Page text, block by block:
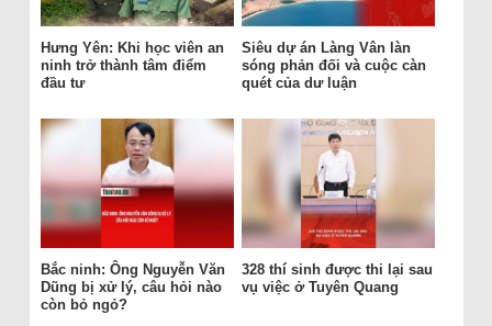
Hưng Yên: Khi học viên an
ninh trở thành tâm điểm
đầu tư
Siêu dự án Làng Vân làn
sóng phản đối và cuộc càn
quét của dư luận
Bắc ninh: Ông Nguyễn Văn
Dũng bị xử lý, câu hỏi nào
còn bỏ ngỏ?
328 thí sinh được thi lại sau
vụ việc ở Tuyên Quang